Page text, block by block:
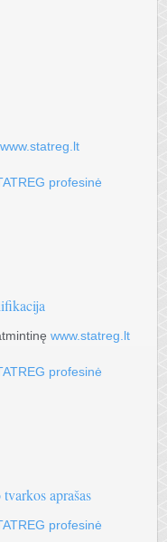
www.statreg.lt
profesinė
www.statreg.lt
profesinė
aprašas
profesinė